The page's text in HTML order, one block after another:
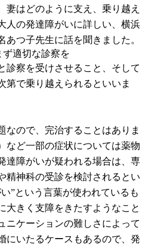
妻はどのように支え、乗り越え
の発達障がいに詳しい、横浜
つ子先生に話を聞きました。
適切な診察を
診察を受けさせること、そして
第で乗り越えられるといいま
なので、完治することはありま
など一部の症状については薬物
達障がいが疑われる場合は、専
精神科の受診を検討されるとい
”という言葉が使われているも
大きく支障をきたすようなこと
ニケーションの難しさによって
にいたるケースもあるので、発